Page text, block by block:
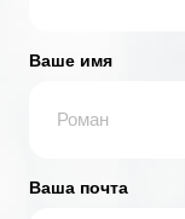
Ваше имя
Ваша почта